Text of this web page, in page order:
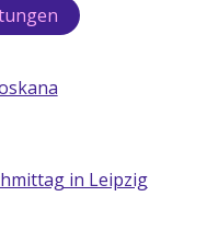
in Leipzig